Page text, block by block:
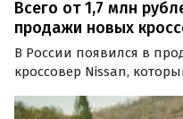
Всего от 1,7 млн
продажи новых
В России появился в
кроссовер Nissan,
стоящем на одном из